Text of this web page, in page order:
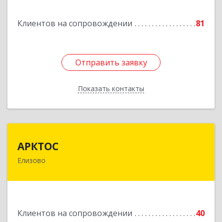
Клиентов на сопровождении 81
Отправить заявку
Показать контакты
Отправить заявку
Назад
АРКТОС
Елизово
Клиентов на сопровождении
40
684036, Камчатский край, Елизовский р-н,